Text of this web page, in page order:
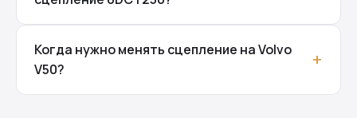
Когда нужно менять сцепление на Volvo
V50?